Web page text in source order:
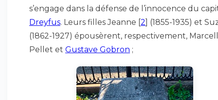
s’engage dans la défense de l’innocence du
Dreyfus. Leurs filles Jeanne [2] (1855-1935) et
(1862-1927) épousèrent, respectivement,
Pellet et Gustave Gobron ;